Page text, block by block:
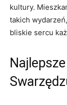
kultury.
takich
bliskie sercu